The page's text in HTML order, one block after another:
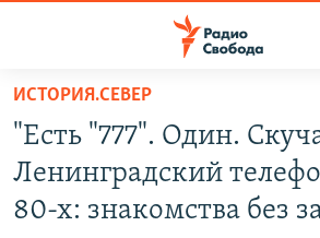
упрощенного
доступа
Вернуться
основному
ПРОГРАММЫ
АВТОРСКИЕ ПРОЕКТЫ
ИСТОРИЯ.СЕВЕР
"Есть "777". Один.
Ленинградский
80-х: знакомства без